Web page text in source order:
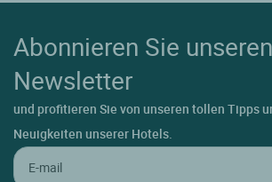
Abonnieren Sie unseren
Newsletter
und profitieren Sie von unseren tollen Tipps
Neuigkeiten unserer Hotels.